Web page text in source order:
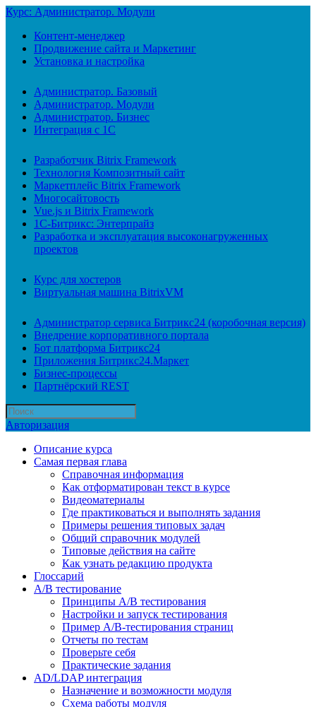
Курс: Администратор. Модули
Контент-менеджер
Продвижение сайта и Маркетинг
Установка и настройка
Администратор. Базовый
Администратор. Модули
Администратор. Бизнес
Интеграция с 1С
Разработчик Bitrix Framework
Технология Композитный сайт
Маркетплейс Bitrix Framework
Многосайтовость
Vue.js и Bitrix Framework
1С-Битрикс: Энтерпрайз
Разработка и эксплуатация высоконагруженных
проектов
Курс для хостеров
Виртуальная машина BitrixVM
Администратор сервиса Битрикс24 (коробочная версия)
Внедрение корпоративного портала
Бот платформа Битрикс24
Приложения Битрикс24.Маркет
Бизнес-процессы
Партнёрский REST
Авторизация
Описание курса
Самая первая глава
Справочная информация
Как отформатирован текст в курсе
Видеоматериалы
Где практиковаться и выполнять задания
Примеры решения типовых задач
Общий справочник модулей
Типовые действия на сайте
Как узнать редакцию продукта
Глоссарий
A/B тестирование
Принципы A/B тестирования
Настройки и запуск тестирования
Пример A/B-тестирования страниц
Отчеты по тестам
Проверьте себя
Практические задания
AD/LDAP интеграция
Назначение и возможности модуля
Схема работы модуля